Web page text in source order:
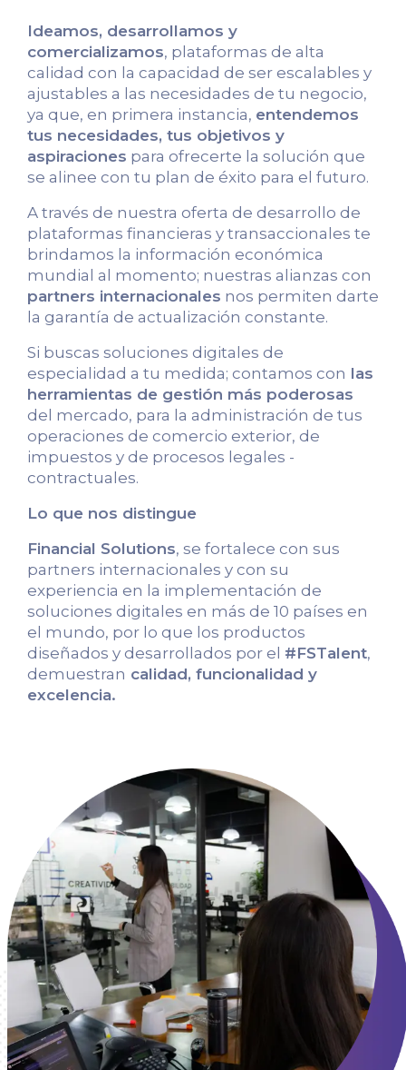
Ideamos, desarrollamos y
comercializamos, plataformas de alta
calidad con la capacidad de ser escalables y
ajustables a las necesidades de tu negocio,
ya que, en primera instancia, entendemos
tus necesidades, tus objetivos y
aspiraciones para ofrecerte la solución que
se alinee con tu plan de éxito para el futuro.
A través de nuestra oferta de desarrollo de
plataformas financieras y transaccionales te
brindamos la información económica
mundial al momento; nuestras alianzas con
partners internacionales nos permiten darte
la garantía de actualización constante.
Si buscas soluciones digitales de
especialidad a tu medida; contamos con las
herramientas de gestión más poderosas
del mercado, para la administración de tus
operaciones de comercio exterior, de
impuestos y de procesos legales -
contractuales.
Lo que nos distingue
Financial Solutions, se fortalece con sus
partners internacionales y con su
experiencia en la implementación de
soluciones digitales en más de 10 países en
el mundo, por lo que los productos
diseñados y desarrollados por el #FSTalent,
demuestran calidad, funcionalidad y
excelencia.